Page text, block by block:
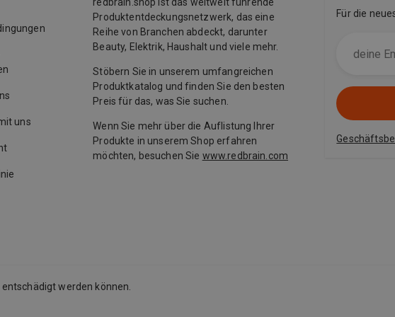
uns
Produktentdeckungsnetzwerk, das eine
Reihe von Branchen abdeckt, darunter
Beauty, Elektrik, Haushalt und viele mehr.
Stöbern Sie in unserem umfangreichen
Produktkatalog und finden Sie den besten
Preis für das, was Sie suchen.
Wenn Sie mehr über die Auflistung Ihrer
Produkte in unserem Shop erfahren
möchten, besuchen Sie www.redbrain.com
Für die
werden können.